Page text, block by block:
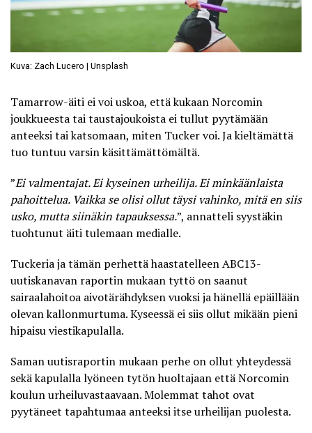
Kuva: Zach Lucero | Unsplash
Tamarrow-äiti ei voi uskoa, että kukaan Norcomin
joukkueesta tai taustajoukoista ei tullut pyytämään
anteeksi tai katsomaan, miten Tucker voi. Ja kieltämättä
tuo tuntuu varsin käsittämättömältä.
”Ei valmentajat. Ei kyseinen urheilija. Ei minkäänlaista
pahoittelua. Vaikka se olisi ollut täysi vahinko, mitä en siis
usko, mutta siinäkin tapauksessa.”, annatteli syystäkin
tuohtunut äiti tulemaan medialle.
Tuckeria ja tämän perhettä haastatelleen ABC13-
uutiskanavan raportin mukaan tyttö on saanut
sairaalahoitoa aivotärähdyksen vuoksi ja hänellä epäillään
olevan kallonmurtuma. Kyseessä ei siis ollut mikään pieni
hipaisu viestikapulalla.
Saman uutisraportin mukaan perhe on ollut yhteydessä
sekä kapulalla lyöneen tytön huoltajaan että Norcomin
koulun urheiluvastaavaan. Molemmat tahot ovat
pyytäneet tapahtumaa anteeksi itse urheilijan puolesta.